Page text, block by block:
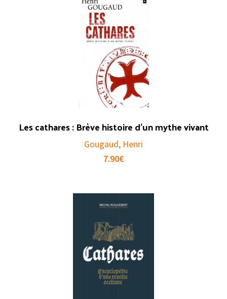
Les cathares : Brève histoire d’un mythe vivant
Gougaud, Henri
7.90€